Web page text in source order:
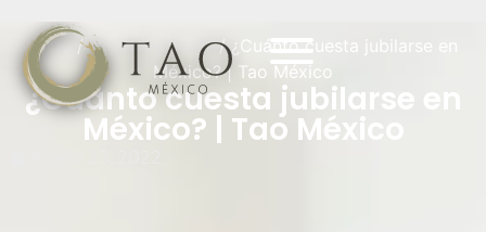
Inicio /Sin categorizar/ ¿Cuánto cuesta jubilarse en
México? | Tao México
¿Cuánto cuesta jubilarse en
México? | Tao México